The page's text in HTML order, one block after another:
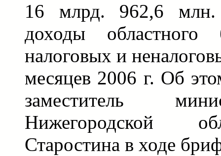
16 млрд. 962,6 млн.
доходы
налоговых и
месяцев 2006 г. Об
заместитель
Нижегородской
Старостина в ходе